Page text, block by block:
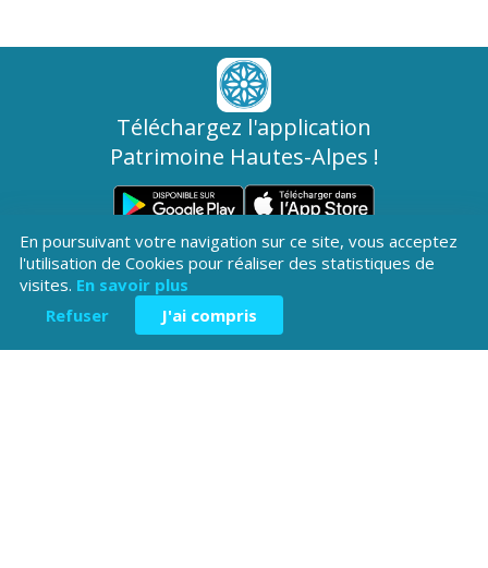
Téléchargez l'application
Patrimoine Hautes-Alpes !
Hôtel du Département
En poursuivant votre navigation sur ce site, vous acceptez
l'utilisation de Cookies pour réaliser des statistiques de
visites. En savoir plus
Refuser
J'ai compris